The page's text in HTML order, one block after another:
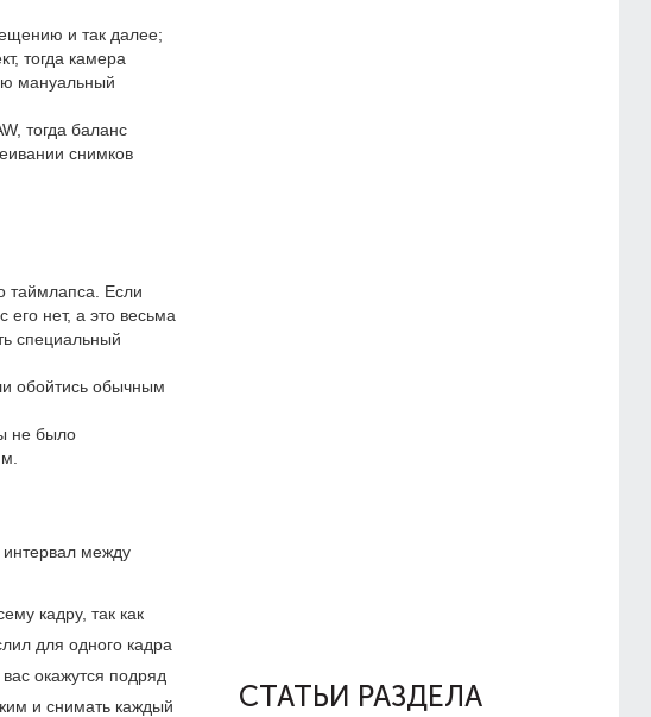
и так далее;
тогда камера
мануальный
тогда баланс
снимков
таймлапса. Если
нет, а это весьма
специальный
обойтись обычным
не было
между
кадру, так как
для одного кадра
окажутся подряд
и снимать каждый
СТАТЬИ РАЗДЕЛА